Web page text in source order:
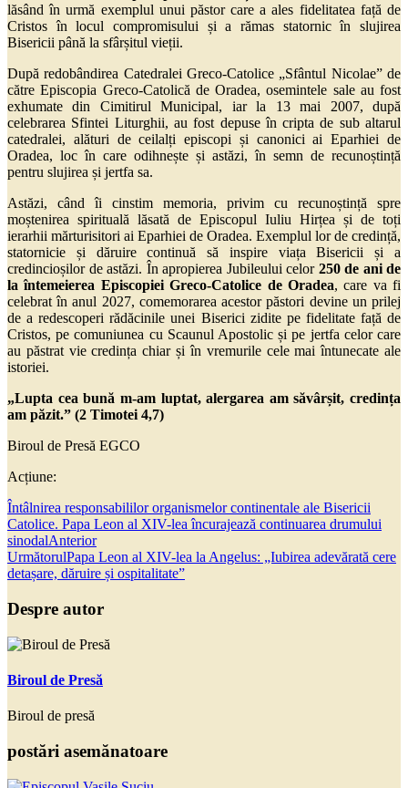
lăsând în urmă exemplul unui păstor care a ales fidelitatea față de
Cristos în locul compromisului și a rămas statornic în slujirea
Bisericii până la sfârșitul vieții.
După redobândirea Catedralei Greco-Catolice „Sfântul Nicolae” de
către Episcopia Greco-Catolică de Oradea, osemintele sale au fost
exhumate din Cimitirul Municipal, iar la 13 mai 2007, după
celebrarea Sfintei Liturghii, au fost depuse în cripta de sub altarul
catedralei, alături de ceilalți episcopi și canonici ai Eparhiei de
Oradea, loc în care odihnește și astăzi, în semn de recunoștință
pentru slujirea și jertfa sa.
Astăzi, când îi cinstim memoria, privim cu recunoștință spre
moștenirea spirituală lăsată de Episcopul Iuliu Hirțea și de toți
ierarhii mărturisitori ai Eparhiei de Oradea. Exemplul lor de credință,
statornicie și dăruire continuă să inspire viața Bisericii și a
credincioșilor de astăzi. În apropierea Jubileului celor 250 de ani de
la întemeierea Episcopiei Greco-Catolice de Oradea, care va fi
celebrat în anul 2027, comemorarea acestor păstori devine un prilej
de a redescoperi rădăcinile unei Biserici zidite pe fidelitate față de
Cristos, pe comuniunea cu Scaunul Apostolic și pe jertfa celor care
au păstrat vie credința chiar și în vremurile cele mai întunecate ale
istoriei.
„Lupta cea bună m-am luptat, alergarea am săvârșit, credința
am păzit.” (2 Timotei 4,7)
Biroul de Presă EGCO
Acțiune:
Întâlnirea responsabililor organismelor continentale ale Bisericii
Catolice. Papa Leon al XIV-lea încurajează continuarea drumului
sinodalAnterior
UrmătorulPapa Leon al XIV-lea la Angelus: „Iubirea adevărată cere
detașare, dăruire și ospitalitate”
Despre autor
Biroul de Presă
Biroul de presă
postări asemănatoare